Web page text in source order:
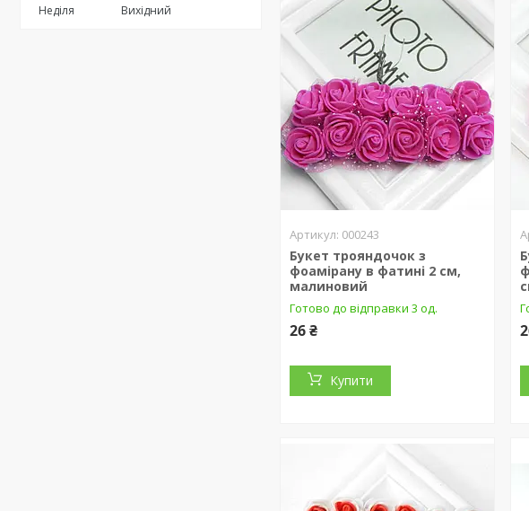
Неділя
Вихідний
000243
Букет трояндочок з
фоамірану в фатині 2 см,
малиновий
Готово до відправки 3 од.
26 ₴
Купити